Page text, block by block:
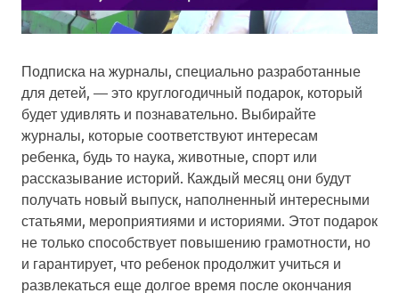
Подписка на журналы, специально разработанные
для детей, — это круглогодичный подарок, который
будет удивлять и познавательно. Выбирайте
журналы, которые соответствуют интересам
ребенка, будь то наука, животные, спорт или
рассказывание историй. Каждый месяц они будут
получать новый выпуск, наполненный интересными
статьями, мероприятиями и историями. Этот подарок
не только способствует повышению грамотности, но
и гарантирует, что ребенок продолжит учиться и
развлекаться еще долгое время после окончания